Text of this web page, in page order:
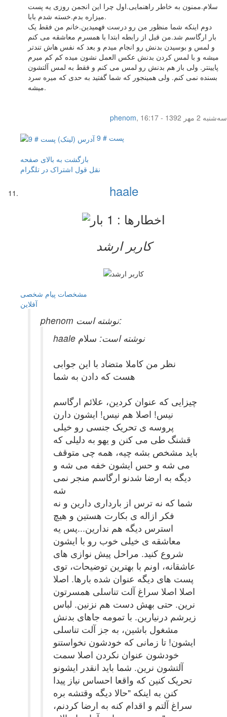
سلام.ممنون به خاطر راهنمایی.اول چرا این انجمن روزی یه پست
میزاره بدم.خسته شدم بابا.
دوم اینکه شما منظور من رو درست فهمیدین.خانم من فقط یک
بار ارگاسم شد.من قبل از رابطه ابتدا با همسرم معاشقه می کنم
و لمس و بوسیدن بدنش رو انجام میدم و بعد که نفس هاش تندتر
میشه و با لمس کردن بدنش عکس العمل نشون میده کم کم میرم
پایینتر. ولی باز هم بدنش رو لمس می کنم و فقط به لمس آلتشون
بسنده نمی کنم. ولی همینجور که شما گفتید به حدی که میره سرد
میشه.
phenom,
سه‌شنبه 2 مهر 1392 - 16:17
پست # 9
بازگشت به بالای صفحه
نقل قول اشتراک در تلگرام
haale
کاربر ارشد
مشخصات پیام شخصی
آفلاين
phenom نوشته است:
haale نوشته است: سلام
نظر من کاملا متضاد با این جوابی
هست که دادن به شما
چیزایی که عنوان کردین، علائم ارگاسم
نیس! اصلا هم نیس! ایشون دارن
پروسه ی تحریک جنسی رو خیلی
قشنگ طی می کنن و یهو به دلیلی که
باید مشخص بشه چیه، همه چی متوقف
می شه و حس ایشون خفه می شه و
دیگه به ارضا شدنو ارگاسم منجر نمی
شه
شما که نه ترس از بارداری دارین و نه
فکر ازاله ی بکارت هستین و هیچ
استرس دیگه هم ندارین...پس یه
معاشقه ی خیلی خوب رو با ایشون
شروع کنید. مراحل پیش نوازی های
عاشقانه، اونم با بهترین توضیحات، توی
پست های دیگه عنوان شده بارها. اصلا
اصلا اصلا سراغ آلت تناسلی همسرتون
نرین. حتی بهش دست هم نزنین. لباس
زیرشم درنیارین. با تمومه جاهای بدنش
مشغول باشین، به جز آلت تناسلی
ایشون! تا زمانی که خودشون نخواستنو
خودشون عنوان نکردن اصلا سمت
آلتشون نرین. شما باید انقدر ایشونو
تحریک کنین که واقعا احساس نیاز پیدا
کنن به اینکه "حالا دیگه وقتشه بره
سراغ آلتم و اقدام کنه به ارضا کردنم،